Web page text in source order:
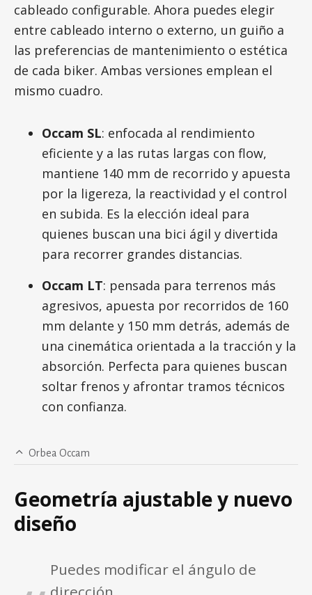
cableado configurable. Ahora puedes elegir
entre cableado interno o externo, un guiño a
las preferencias de mantenimiento o estética
de cada biker. Ambas versiones emplean el
mismo cuadro.
Occam SL: enfocada al rendimiento
eficiente y a las rutas largas con flow,
mantiene 140 mm de recorrido y apuesta
por la ligereza, la reactividad y el control
en subida. Es la elección ideal para
quienes buscan una bici ágil y divertida
para recorrer grandes distancias.
Occam LT: pensada para terrenos más
agresivos, apuesta por recorridos de 160
mm delante y 150 mm detrás, además de
una cinemática orientada a la tracción y la
absorción. Perfecta para quienes buscan
soltar frenos y afrontar tramos técnicos
con confianza.
Orbea Occam
Geometría ajustable y nuevo
diseño
Puedes modificar el ángulo de